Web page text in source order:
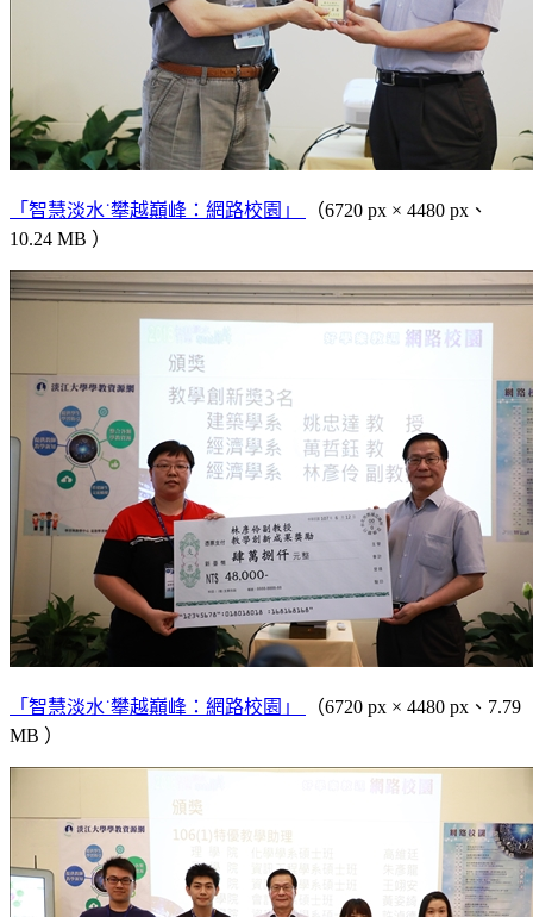
「智慧淡水˙攀越巔峰：網路校園」
（6720 px × 4480 px、
10.24 MB ）
「智慧淡水˙攀越巔峰：網路校園」
（6720 px × 4480 px、7.79
MB ）